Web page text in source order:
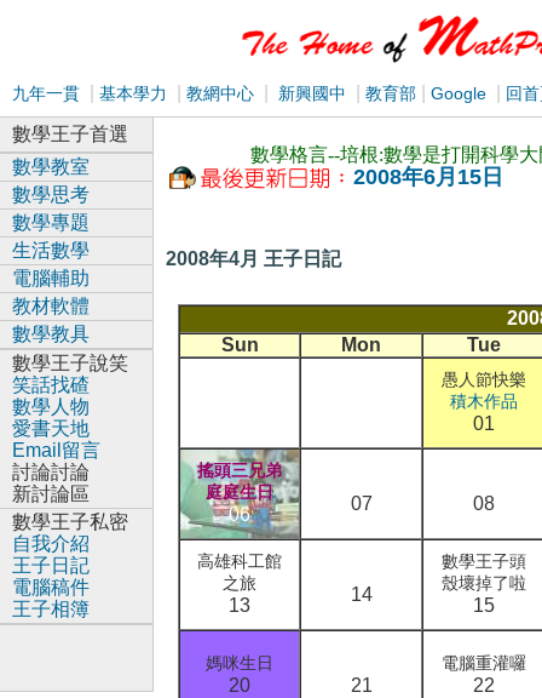
九年一貫 基本學力 教網中心 新興國中 教育部 Google 回
數學格言--培根:數學是打開科學
2008年6月15日
2008年4月 王子日記
Sun
Mon Tue
愚人節快樂
積木作品
01
搖頭三兄弟
庭庭生日
06
07 08
高雄科工館
之旅
13
14
數學王子頭
殼壞掉了啦
15
媽咪生日
20 21
電腦重灌囉
22
數學王子首選
數學教室
數學思考
數學專題
生活數學
電腦輔助
教材軟體
數學教具
數學王子說笑
笑話找碴
數學人物
愛書天地
Email留言
討論討論
新討論區
數學王子私密
自我介紹
王子日記
電腦稿件
王子相簿